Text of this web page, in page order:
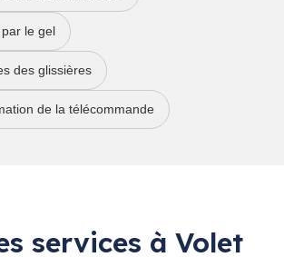
le gel
des glissières
de la télécommande
services à Volet